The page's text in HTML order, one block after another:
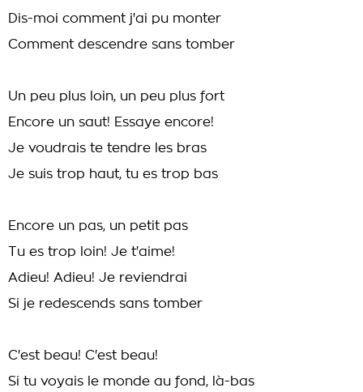
Dis-moi comment j'ai pu monter
Comment descendre sans tomber
Un peu plus loin, un peu plus fort
Encore un saut! Essaye encore!
Je voudrais te tendre les bras
Je suis trop haut, tu es trop bas
Encore un pas, un petit pas
Tu es trop loin! Je t'aime!
Adieu! Adieu! Je reviendrai
Si je redescends sans tomber
C'est beau! C'est beau!
Si tu voyais le monde au fond, là-bas